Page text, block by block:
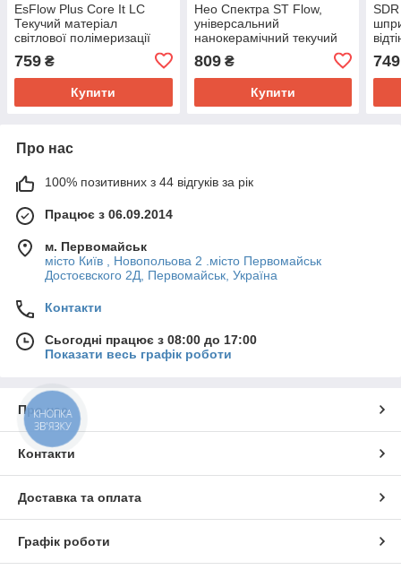
EsFlow Plus Core It LC
Текучий матеріал
світлової полімеризації
759 ₴
Купити
Нео Спектра ST Flow,
універсальний
нанокерамічний текучий
Dentsply
809₴
Купити
749
Про нас
100% позитивних з 44 відгуків за рік
Працює з 06.09.2014
м. Первомайськ
місто Київ , Новопольова 2 .місто Первомайськ
Достоєвского 2Д, Первомайськ, Україна
Контакти
Сьогодні працює з 08:00 до 17:00
Показати весь графік роботи
Про нас
Контакти
Доставка та оплата
Графік роботи
КНОПКА
ЗВ'ЯЗКУ